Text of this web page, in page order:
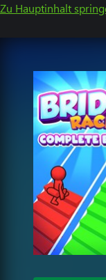
Zu Hauptinhalt